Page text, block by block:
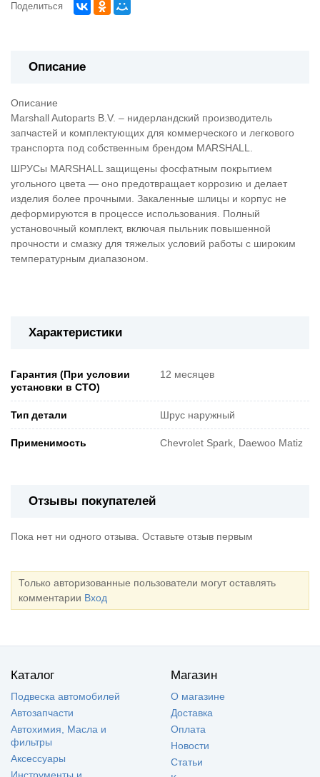
Поделиться
Описание
Описание
Marshall Autoparts B.V. – нидерландский производитель
запчастей и комплектующих для коммерческого и легкового
транспорта под собственным брендом MARSHALL.
ШРУСы MARSHALL защищены фосфатным покрытием
угольного цвета — оно предотвращает коррозию и делает
изделия более прочными. Закаленные шлицы и корпус не
деформируются в процессе использования. Полный
установочный комплект, включая пыльник повышенной
прочности и смазку для тяжелых условий работы с широким
температурным диапазоном.
Характеристики
Гарантия (При условии
установки в СТО)
12 месяцев
Тип детали Шрус наружный
Применимость Chevrolet Spark, Daewoo Matiz
Отзывы покупателей
Пока нет ни одного отзыва. Оставьте отзыв первым
Только авторизованные пользователи могут оставлять
комментарии Вход
Каталог
Подвеска автомобилей
Автозапчасти
Автохимия, Масла и
фильтры
Аксессуары
Магазин
О магазине
Доставка
Оплата
Новости
Статьи